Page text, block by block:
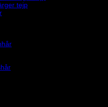
tejp